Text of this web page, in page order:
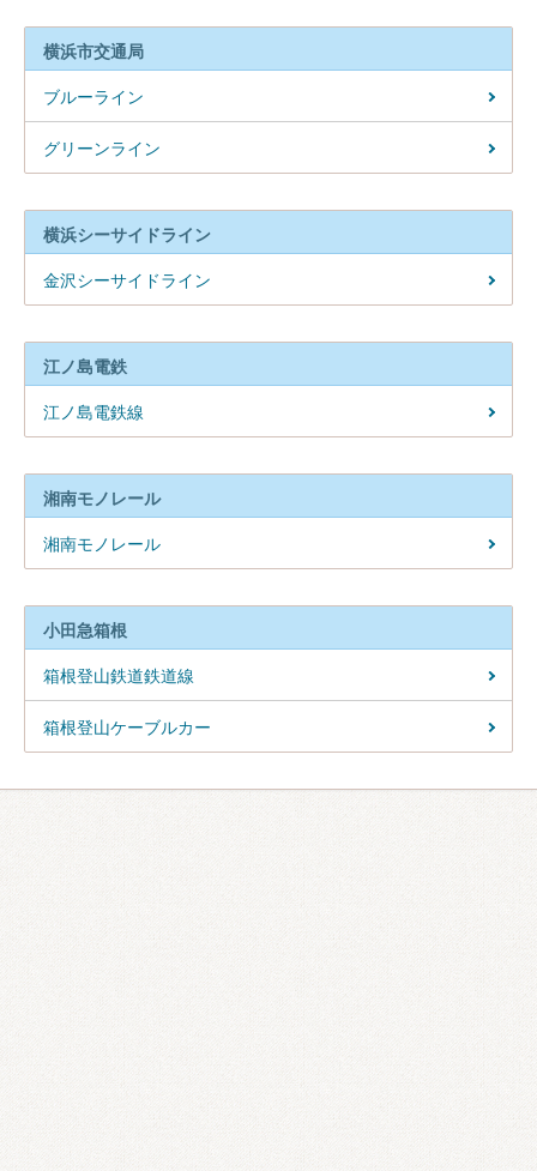
横浜市交通局
ブルーライン
グリーンライン
横浜シーサイドライン
金沢シーサイドライン
江ノ島電鉄
江ノ島電鉄線
湘南モノレール
湘南モノレール
小田急箱根
箱根登山鉄道鉄道線
箱根登山ケーブルカー